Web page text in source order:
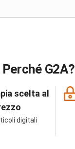
Perché G2A?
scelta al
digitali